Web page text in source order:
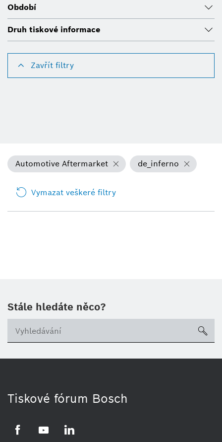
Období
Druh tiskové informace
Zavřít filtry
Automotive Aftermarket de_inferno
Vymazat veškeré filtry
Stále hledáte něco?
Tiskové fórum Bosch